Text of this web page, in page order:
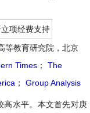
项经费支持
等教育研究院，北京
Times ；
The
； Group Analysis
高水平。本文首先对庚